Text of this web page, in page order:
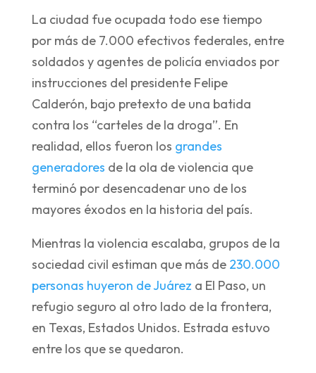
La ciudad fue ocupada todo ese tiempo
por más de 7.000 efectivos federales, entre
soldados y agentes de policía enviados por
instrucciones del presidente Felipe
Calderón, bajo pretexto de una batida
contra los “carteles de la droga”. En
realidad, ellos fueron los grandes
generadores de la ola de violencia que
terminó por desencadenar uno de los
mayores éxodos en la historia del país.
Mientras la violencia escalaba, grupos de la
sociedad civil estiman que más de230.000
personas huyeron de Juárez a El Paso, un
refugio seguro al otro lado de la frontera,
en Texas, Estados Unidos. Estrada estuvo
entre los que se quedaron.